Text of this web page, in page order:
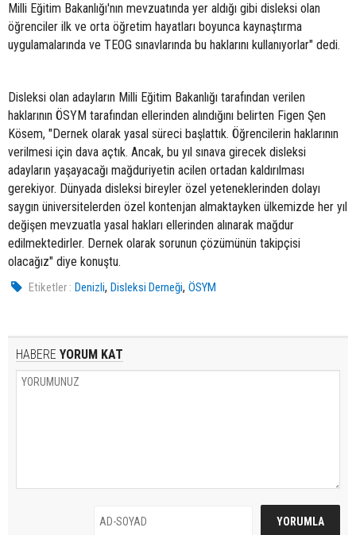
Milli Eğitim Bakanlığı'nın mevzuatında yer aldığı gibi disleksi olan
öğrenciler ilk ve orta öğretim hayatları boyunca kaynaştırma
uygulamalarında ve TEOG sınavlarında bu haklarını kullanıyorlar" dedi.
Disleksi olan adayların Milli Eğitim Bakanlığı tarafından verilen
haklarının ÖSYM tarafından ellerinden alındığını belirten Figen Şen
Kösem, "Dernek olarak yasal süreci başlattık. Öğrencilerin haklarının
verilmesi için dava açtık. Ancak, bu yıl sınava girecek disleksi
adayların yaşayacağı mağduriyetin acilen ortadan kaldırılması
gerekiyor. Dünyada disleksi bireyler özel yeteneklerinden dolayı
saygın üniversitelerden özel kontenjan almaktayken ülkemizde her yıl
değişen mevzuatla yasal hakları ellerinden alınarak mağdur
edilmektedirler. Dernek olarak sorunun çözümünün takipçisi
olacağız" diye konuştu.
Etiketler : Denizli,Disleksi Derneği,ÖSYM
HABERE YORUM KAT